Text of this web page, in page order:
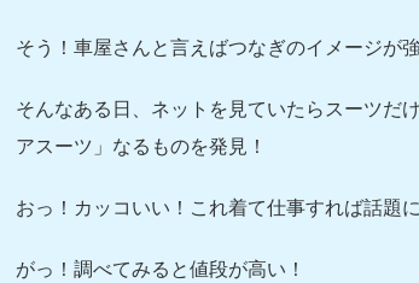
そう！車屋さんと言えばつなぎのイメージが
そんなある日、ネットを見ていたらスーツだ
アスーツ」なるものを発見！
おっ！カッコいい！これ着て仕事すれば話題
がっ！調べてみると値段が高い！